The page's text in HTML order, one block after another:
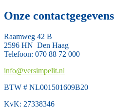
Onze contactgegevens
Raamweg 42 B
2596 HN Den Haag
Telefoon: 070 88 72 000
info@versimpelit.nl
BTW # NL001501609B20
KvK: 27338346